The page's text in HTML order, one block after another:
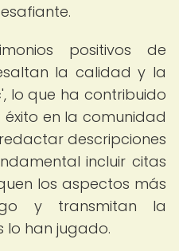
positivos de
la calidad y la
lo que ha contribuido
en la comunidad
descripciones
incluir citas
los aspectos más
y transmitan la
lo han jugado.